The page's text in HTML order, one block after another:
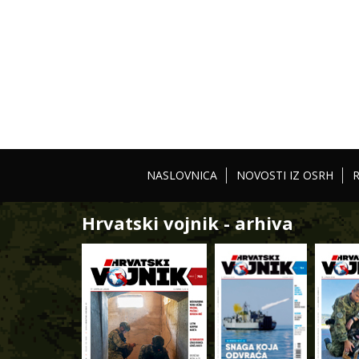
NASLOVNICA NOVOSTI IZ OSRH
Hrvatski vojnik - arhiva